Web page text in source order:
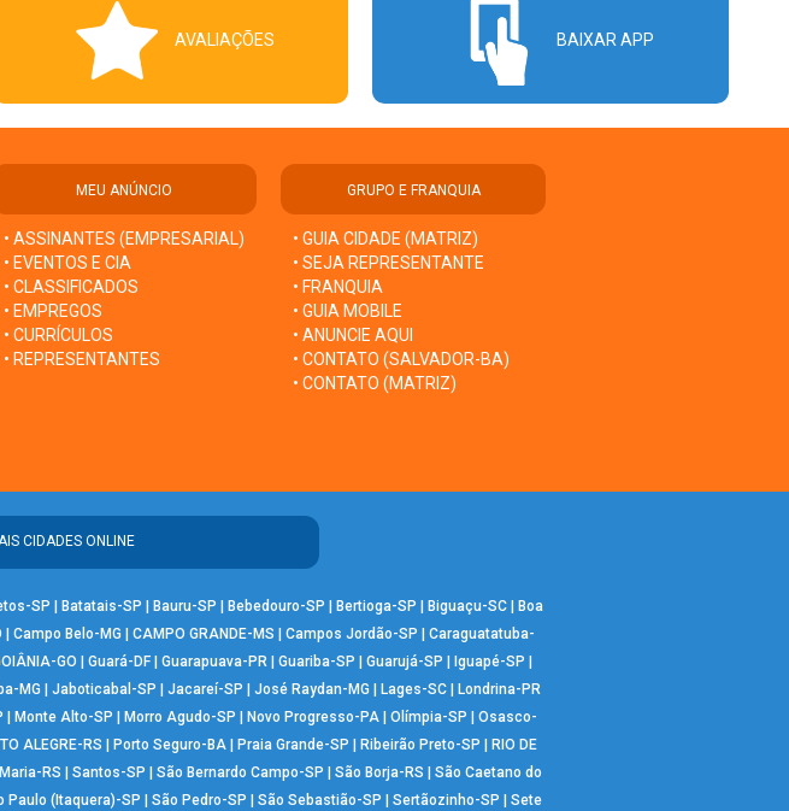
AVALIAÇÕES BAIXAR APP
MEU ANÚNCIO
• ASSINANTES (EMPRESARIAL)
• EVENTOS E CIA
• CLASSIFICADOS
• EMPREGOS
• CURRÍCULOS
• REPRESENTANTES
GRUPO E FRANQUIA
• GUIA CIDADE (MATRIZ)
• SEJA REPRESENTANTE
• FRANQUIA
• GUIA MOBILE
• ANUNCIE AQUI
• CONTATO (SALVADOR-BA)
• CONTATO (MATRIZ)
CIDADES ONLINE
SP | Batatais-SP | Bauru-SP | Bebedouro-SP | Bertioga-SP | Biguaçu-SC| Boa
| Campo Belo-MG | CAMPO GRANDE-MS | Campos Jordão-SP | Caraguatatuba-
GO | Guará-DF | Guarapuava-PR | Guariba-SP | Guarujá-SP | Iguapé-SP |
MG | Jaboticabal-SP | Jacareí-SP | José Raydan-MG | Lages-SC| Londrina-PR
| Monte Alto-SP | Morro Agudo-SP | Novo Progresso-PA | Olímpia-SP | Osasco-
ALEGRE-RS | Porto Seguro-BA| Praia Grande-SP | Ribeirão Preto-SP | RIO DE
RS | Santos-SP | São Bernardo Campo-SP | São Borja-RS | São Caetano do
Paulo (Itaquera)-SP | São Pedro-SP | São Sebastião-SP | Sertãozinho-SP | Sete